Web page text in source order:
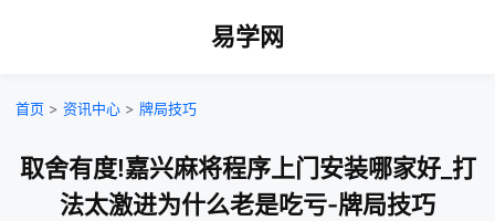
易学网
首页 > 资讯中心 > 牌局技巧
取舍有度!嘉兴麻将程序上门安装哪家好_打
法太激进为什么老是吃亏-牌局技巧